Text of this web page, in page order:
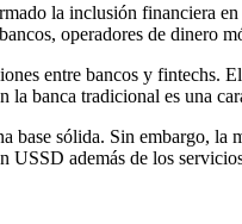
la inclusión financiera
operadores de dinero
entre bancos y fintechs.
banca tradicional es una
sólida. Sin embargo, la
USSD además de los